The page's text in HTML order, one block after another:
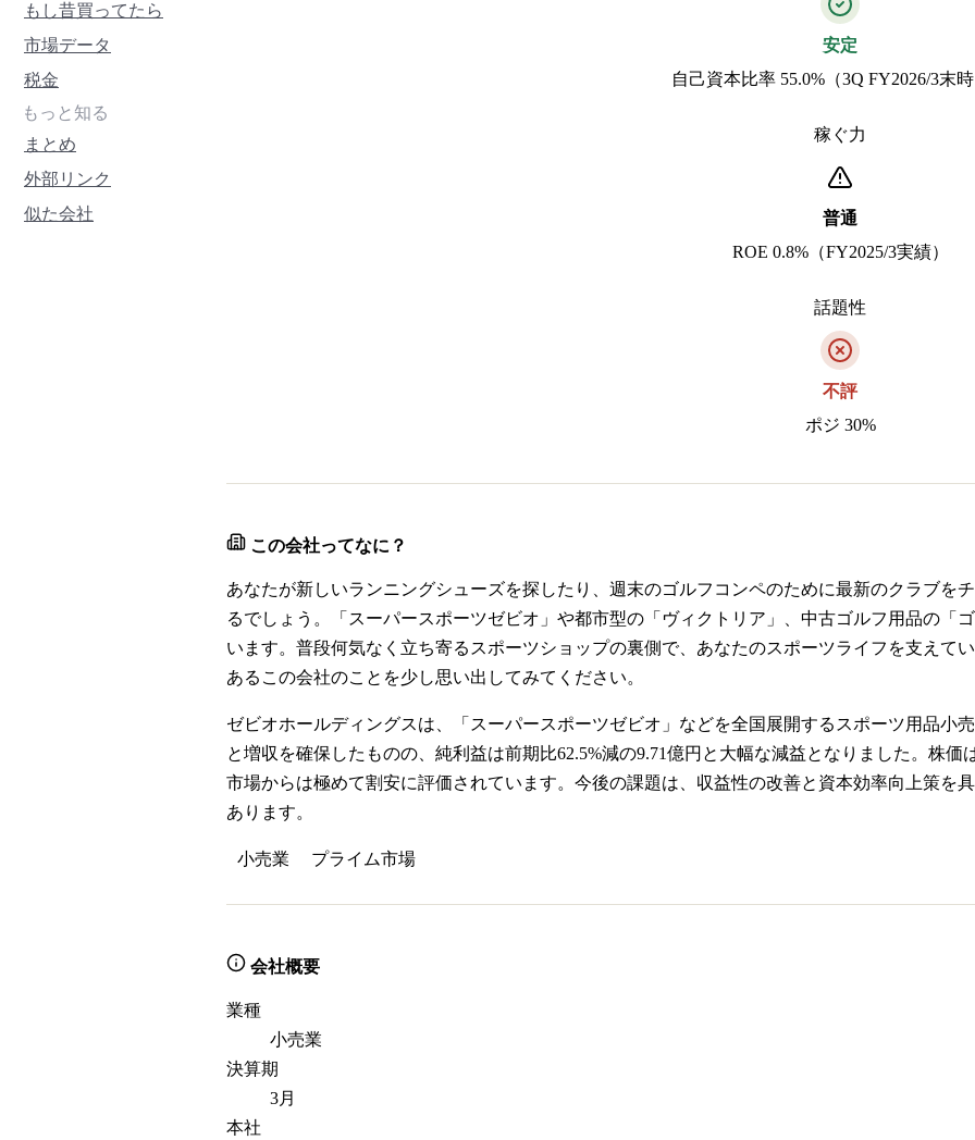
もし昔買ってたら
市場データ
税金
もっと知る
まとめ
外部リンク
似た会社
安定
自己資本比率 55.0%（3Q FY2026/3末
稼ぐ力
普通
ROE 0.8%（FY2025/3実績）
話題性
不評
ポジ 30%
この会社ってなに？
あなたが新しいランニングシューズを探したり、週末のゴルフコンペのために最新のクラブを
るでしょう。「スーパースポーツゼビオ」や都市型の「ヴィクトリア」、中古ゴルフ用品の「
います。普段何気なく立ち寄るスポーツショップの裏側で、あなたのスポーツライフを支えて
あるこの会社のことを少し思い出してみてください。
ゼビオホールディングスは、「スーパースポーツゼビオ」などを全国展開するスポーツ用品小
と増収を確保したものの、純利益は前期比62.5%減の9.71億円と大幅な減益となりました。株
市場からは極めて割安に評価されています。今後の課題は、収益性の改善と資本効率向上策を
あります。
小売業 プライム市場
会社概要
業種
小売業
決算期
3月
本社